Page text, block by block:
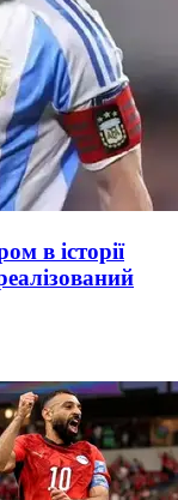
в історії